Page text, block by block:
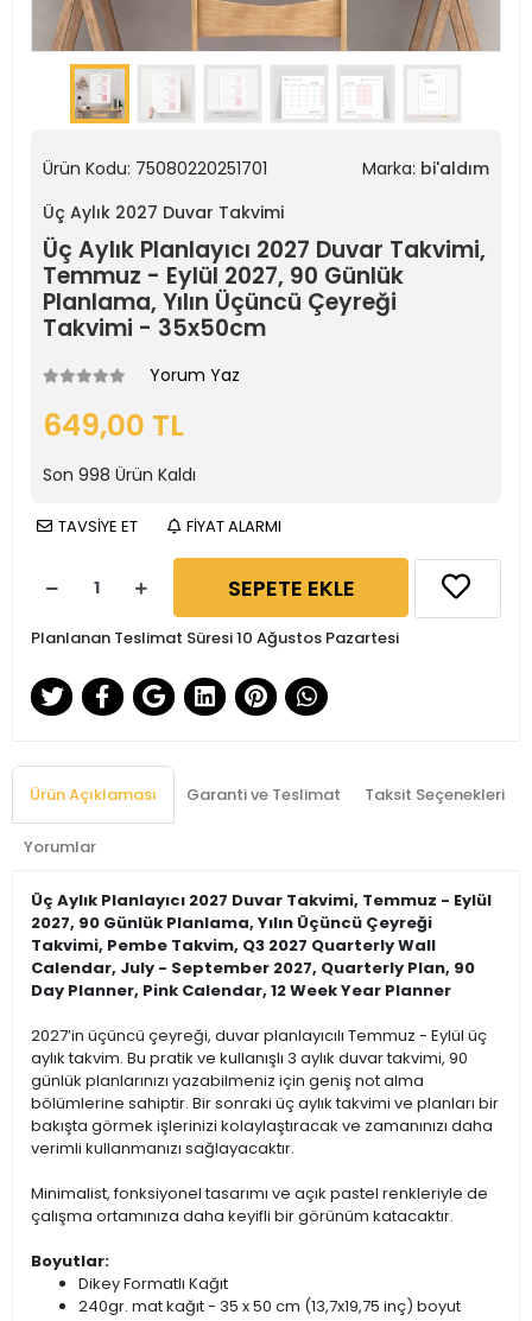
Ürün Kodu: 75080220251701 Marka: bi'aldım
Üç Aylık 2027 Duvar Takvimi
Üç Aylık Planlayıcı 2027 Duvar Takvimi,
Temmuz - Eylül 2027, 90 Günlük
Planlama, Yılın Üçüncü Çeyreği
Takvimi - 35x50cm
Yorum Yaz
649,00 TL
Son 998 Ürün Kaldı
TAVSİYE ET FİYAT ALARMI
SEPETE EKLE
Planlanan Teslimat Süresi 10 Ağustos Pazartesi
Ürün Açıklaması Garanti ve Teslimat Taksit Seçenekleri
Yorumlar
Üç Aylık Planlayıcı 2027 Duvar Takvimi, Temmuz - Eylül
2027, 90 Günlük Planlama, Yılın Üçüncü Çeyreği
Takvimi, Pembe Takvim, Q3 2027 Quarterly Wall
Calendar, July - September 2027, Quarterly Plan, 90
Day Planner, Pink Calendar, 12 Week Year Planner
2027’in üçüncü çeyreği, duvar planlayıcılı Temmuz - Eylül üç
aylık takvim. Bu pratik ve kullanışlı 3 aylık duvar takvimi, 90
günlük planlarınızı yazabilmeniz için geniş not alma
bölümlerine sahiptir. Bir sonraki üç aylık takvimi ve planları bir
bakışta görmek işlerinizi kolaylaştıracak ve zamanınızı daha
verimli kullanmanızı sağlayacaktır.
Minimalist, fonksiyonel tasarımı ve açık pastel renkleriyle de
çalışma ortamınıza daha keyifli bir görünüm katacaktır.
Boyutlar:
Dikey Formatlı Kağıt
240gr. mat kağıt - 35 x 50 cm (13,7x19,75 inç) boyut